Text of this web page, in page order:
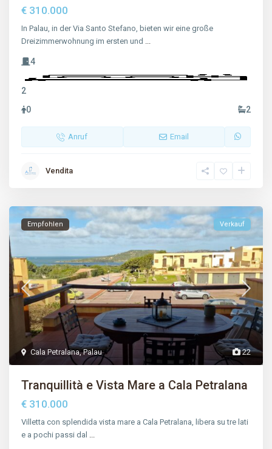
€ 310.000
In Palau, in der Via Santo Stefano, bieten wir eine große
Dreizimmerwohnung im ersten und ...
4
2
0
2
Anruf Email
Vendita
22
Cala Petralana,Palau
Empfohlen Verkauf
Tranquillità e Vista Mare a Cala Petralana
€ 310.000
Villetta con splendida vista mare a Cala Petralana, libera su tre lati
e a pochi passi dal ...